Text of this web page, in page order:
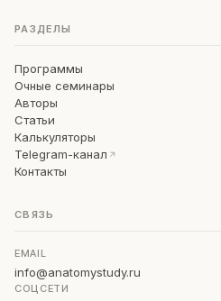
РАЗДЕЛЫ
Программы
Очные семинары
Авторы
Статьи
Калькуляторы
Telegram-канал
Контакты
СВЯЗЬ
EMAIL
info@anatomystudy.ru
СОЦСЕТИ